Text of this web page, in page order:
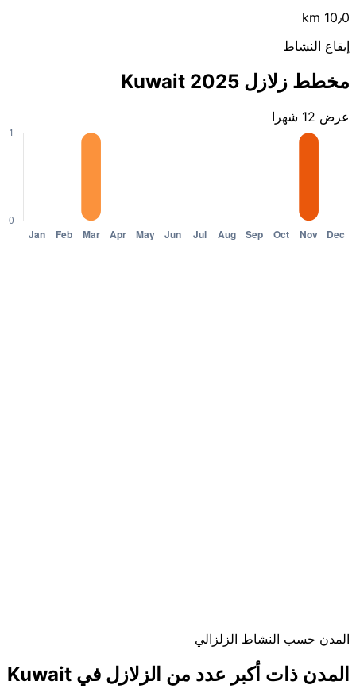
10٫0 km
إيقاع النشاط
مخطط زلازل Kuwait 2025
عرض 12 شهرا
المدن حسب النشاط الزلزالي
المدن ذات أكبر عدد من الزلازل في Kuwait